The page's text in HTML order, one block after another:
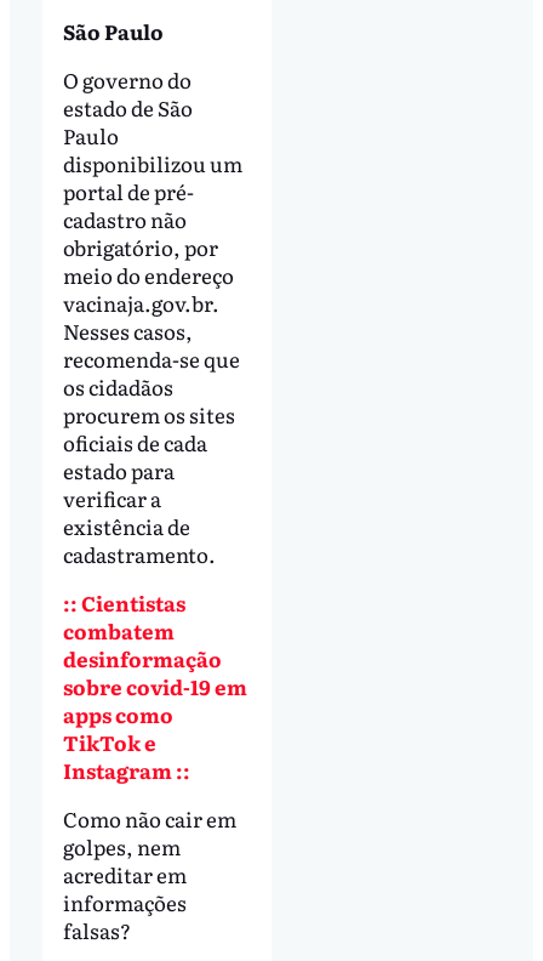
São Paulo
O governo do
estado de São
Paulo
disponibilizou um
portal de pré-
cadastro não
obrigatório, por
meio do endereço
vacinaja.gov.br.
Nesses casos,
recomenda-se que
os cidadãos
procurem os sites
oficiais de cada
estado para
verificar a
existência de
cadastramento.
:: Cientistas
combatem
desinformação
sobre covid-19 em
apps como
TikTok e
Instagram ::
Como não cair em
golpes, nem
acreditar em
informações
falsas?